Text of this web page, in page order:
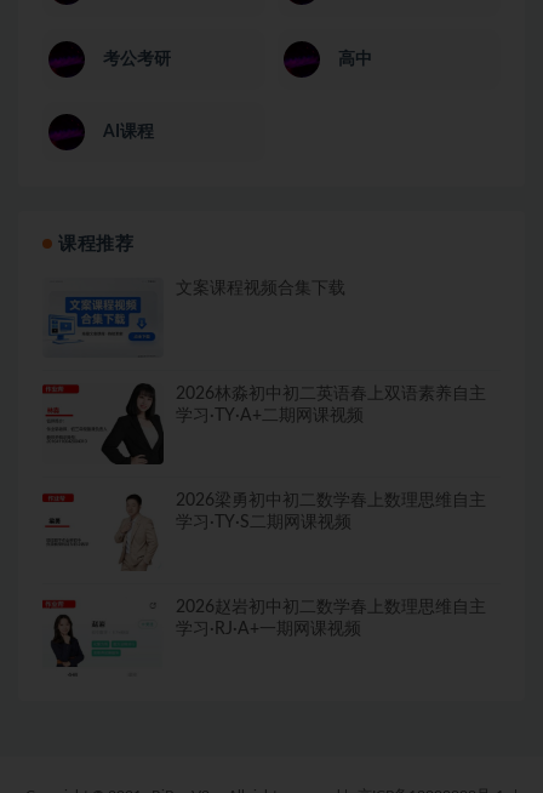
考公考研 高中
AI课程
课程推荐
文案课程视频合集下载
2026林淼初中初二英语春上双语素养自主
学习·TY·A+二期网课视频
2026梁勇初中初二数学春上数理思维自主
学习·TY·S二期网课视频
2026赵岩初中初二数学春上数理思维自主
学习·RJ·A+一期网课视频